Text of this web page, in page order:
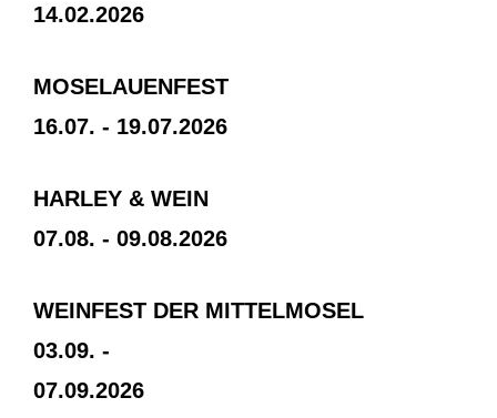
14.02.2026
MOSELAUENFEST
16.07. - 19.07.2026
HARLEY & WEIN
07.08. - 09.08.2026
WEINFEST DER MITTELMOSEL
03.09. -
07.09.2026